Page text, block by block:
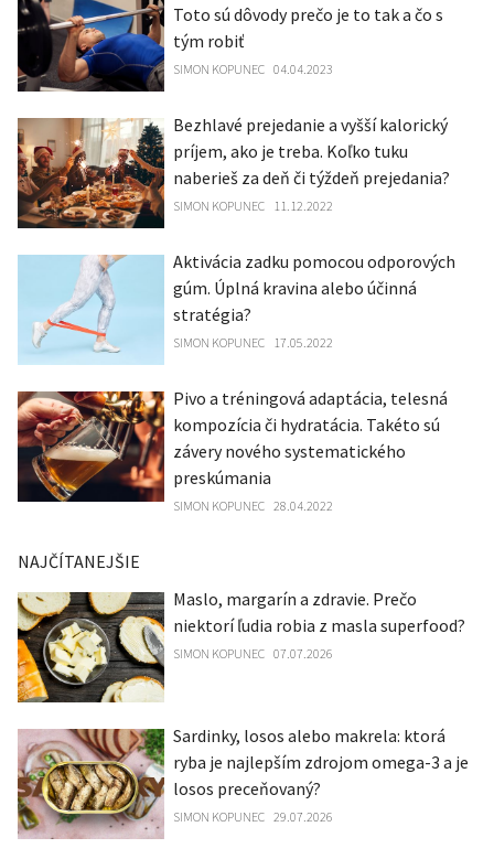
Toto sú dôvody prečo je to tak a čo s
tým robiť
SIMON KOPUNEC 04.04.2023
Bezhlavé prejedanie a vyšší kalorický
príjem, ako je treba. Koľko tuku
naberieš za deň či týždeň prejedania?
SIMON KOPUNEC 11.12.2022
Aktivácia zadku pomocou odporových
gúm. Úplná kravina alebo účinná
stratégia?
SIMON KOPUNEC 17.05.2022
Pivo a tréningová adaptácia, telesná
kompozícia či hydratácia. Takéto sú
závery nového systematického
preskúmania
SIMON KOPUNEC 28.04.2022
NAJČÍTANEJŠIE
Maslo, margarín a zdravie. Prečo
niektorí ľudia robia z masla superfood?
SIMON KOPUNEC 07.07.2026
Sardinky, losos alebo makrela: ktorá
ryba je najlepším zdrojom omega-3 a je
losos preceňovaný?
SIMON KOPUNEC 29.07.2026